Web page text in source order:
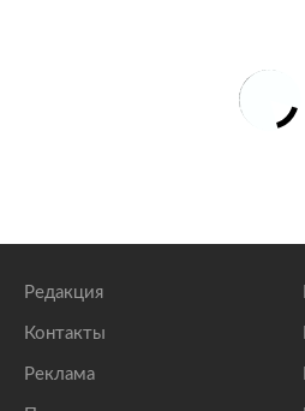
Редакция
Контакты
Реклама